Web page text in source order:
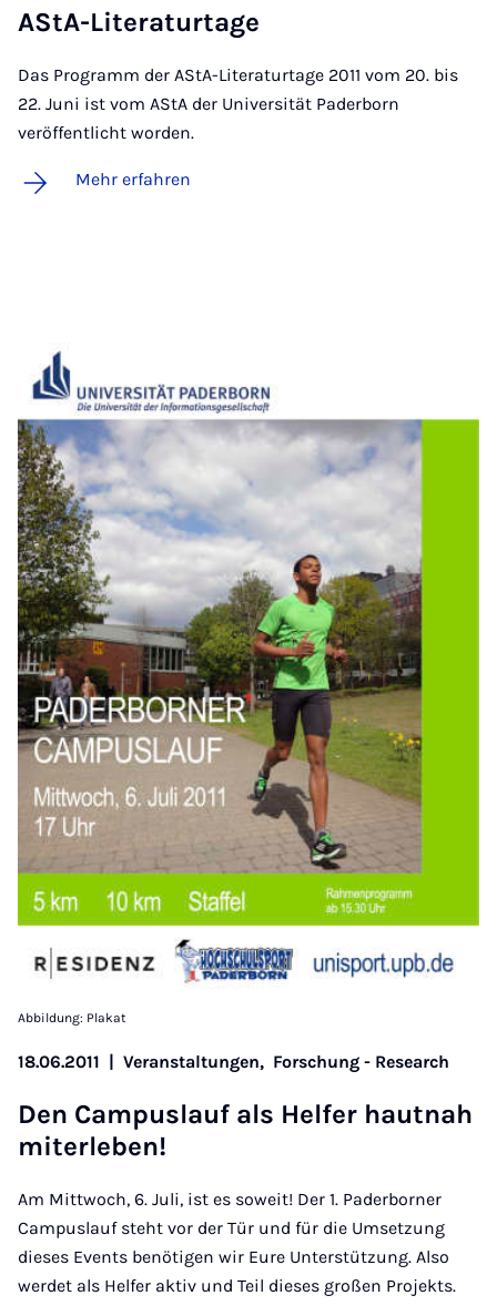
AS­tA-Li­te­ra­tur­ta­ge
Das Programm der AStA-Literaturtage 2011 vom 20. bis
22. Juni ist vom AStA der Universität Paderborn
veröffentlicht worden.
Mehr erfahren
Abbildung: Plakat
18.06.2011 | Veranstaltungen, Forschung - Research
Den Cam­pus­lauf als Hel­fer haut­nah
mit­er­le­ben!
Am Mittwoch, 6. Juli, ist es soweit! Der 1. Paderborner
Campuslauf steht vor der Tür und für die Umsetzung
dieses Events benötigen wir Eure Unterstützung. Also
werdet als Helfer aktiv und Teil dieses großen Projekts.